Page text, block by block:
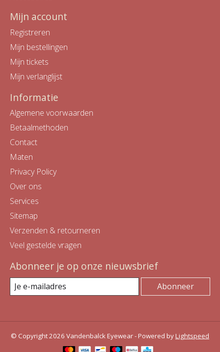
Mijn account
Registreren
Mijn bestellingen
Mijn tickets
Mijn verlanglijst
Informatie
Algemene voorwaarden
Betaalmethoden
Contact
Maten
Privacy Policy
Over ons
Services
Sitemap
Verzenden & retourneren
Veel gestelde vragen
Abonneer je op onze nieuwsbrief
Abonneer
© Copyright 2026 Vandenbalck Eyewear - Powered byLightspeed